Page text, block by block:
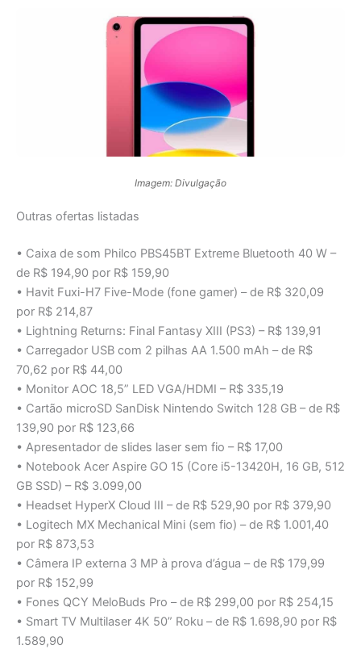
Imagem: Divulgação
Outras ofertas listadas
• Caixa de som Philco PBS45BT Extreme Bluetooth 40 W –
de R$ 194,90 por R$ 159,90
• Havit Fuxi-H7 Five-Mode (fone gamer) – de R$ 320,09
por R$ 214,87
• Lightning Returns: Final Fantasy XIII (PS3) – R$ 139,91
• Carregador USB com 2 pilhas AA 1.500 mAh – de R$
70,62 por R$ 44,00
• Monitor AOC 18,5” LED VGA/HDMI – R$ 335,19
• Cartão microSD SanDisk Nintendo Switch 128 GB – de R$
139,90 por R$ 123,66
• Apresentador de slides laser sem fio – R$ 17,00
• Notebook Acer Aspire GO 15 (Core i5-13420H, 16 GB, 512
GB SSD) – R$ 3.099,00
• Headset HyperX Cloud III – de R$ 529,90 por R$ 379,90
• Logitech MX Mechanical Mini (sem fio) – de R$ 1.001,40
por R$ 873,53
• Câmera IP externa 3 MP à prova d’água – de R$ 179,99
por R$ 152,99
• Fones QCY MeloBuds Pro – de R$ 299,00 por R$ 254,15
• Smart TV Multilaser 4K 50” Roku – de R$ 1.698,90 por R$
1.589,90